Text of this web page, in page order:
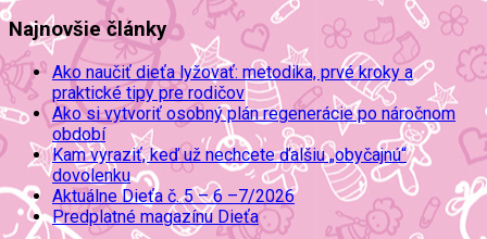
Najnovšie články
Ako naučiť dieťa lyžovať: metodika, prvé kroky a
praktické tipy pre rodičov
Ako si vytvoriť osobný plán regenerácie po náročnom
období
Kam vyraziť, keď už nechcete ďalšiu „obyčajnú“
dovolenku
Aktuálne Dieťa č. 5 – 6 –7/2026
Predplatné magazínu Dieťa